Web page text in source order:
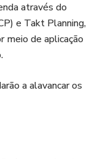
através do
e Takt Planning,
meio de aplicação
a alavancar os